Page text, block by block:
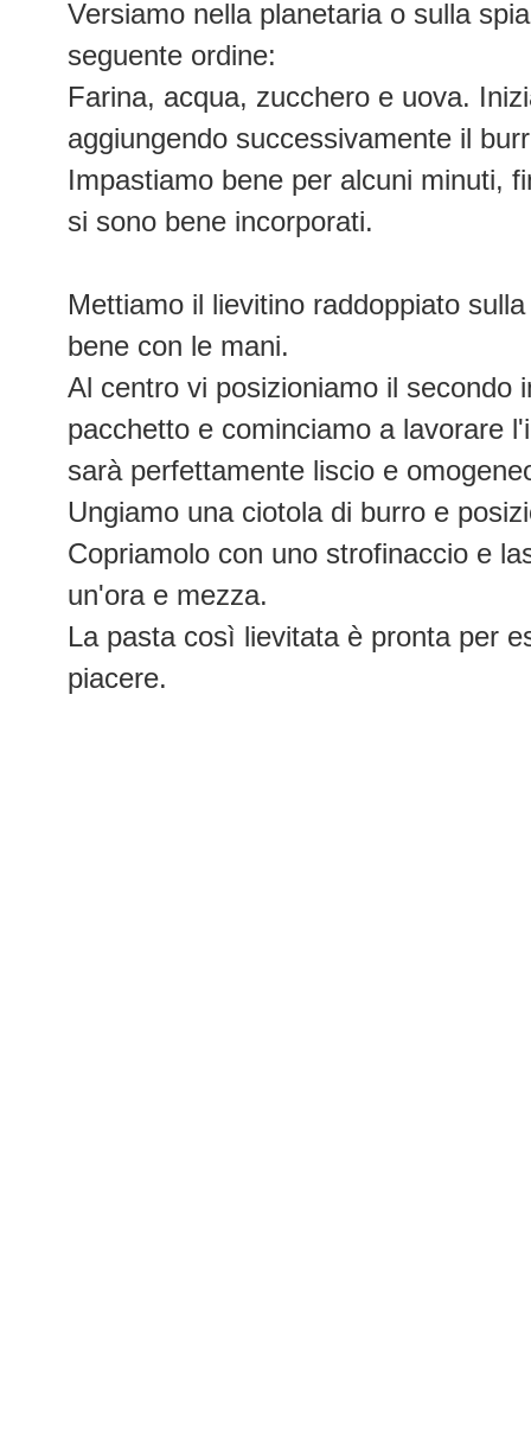
Versiamo nella planetaria o sulla
seguente ordine:
Farina, acqua, zucchero e uova.
aggiungendo successivamente il
Impastiamo bene per alcuni minuti,
si sono bene incorporati.
Mettiamo il lievitino raddoppiato
bene con le mani.
Al centro vi posizioniamo il secondo
pacchetto e cominciamo a lavorare
sarà perfettamente liscio e
Ungiamo una ciotola di burro e
Copriamolo con uno strofinaccio e
un'ora e mezza.
La pasta così lievitata è pronta per
piacere.